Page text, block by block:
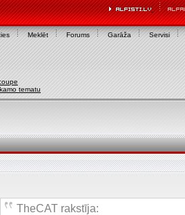
Meklēt Forums Garāža Servisi
tematu
TheCAT rakstīja: